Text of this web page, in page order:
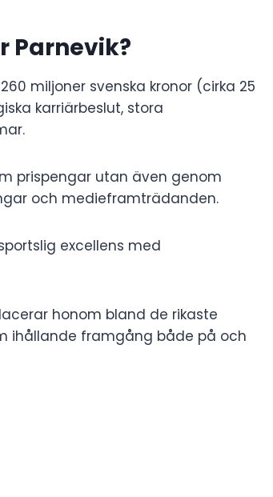
Parnevik?
miljoner svenska kronor (cirka 25
karriärbeslut, stora
prispengar utan även genom
och medieframträdanden.
excellens med
honom bland de rikaste
ihållande framgång både på och